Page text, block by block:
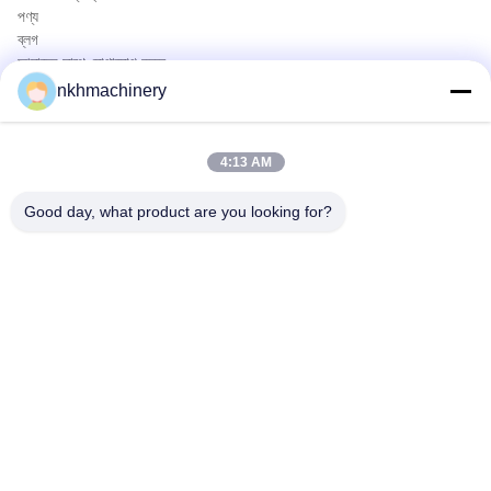
পণ্য
ব্লগ
আমাদের সাথে যোগাযোগ করুন
পণ্য
ছাদ প্যানেল রোল বিরচন মেশিন
ছাদ পত্রক ক্রিম্পিং মেশিন
nkhmachinery
4:13 AM
Good day, what product are you looking for?